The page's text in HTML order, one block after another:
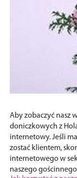
Aby zobaczyć nasz
doniczkowych z
internetowy. Jeśli
zostać klientem,
internetowego w
naszego